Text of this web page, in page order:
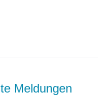
Meldungen